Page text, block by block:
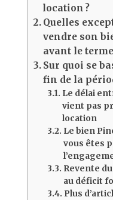
location ?
Quelles
vendre son
avant le
Sur quoi se
fin de la
Le délai
vient pas
location
Le bien
vous êtes
Revente
au déficit
Plus